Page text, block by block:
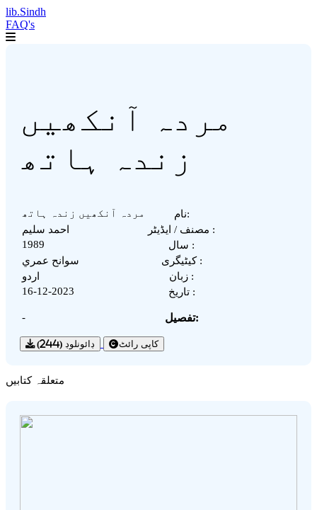
lib.Sindh
FAQ's
مردہ آنکھیں
زندہ ہاتھ
مردہ آنکھیں زندہ ہاتھ
نام:
احمد سلیم
مصنف / ایڈیٹر :
1989
سال :
سوانح عمري
کیٹیگری :
اردو
زبان :
16-12-2023
تاریخ :
- تفصیل:
(244) ڊائونلوڊ کاپی رائٹ
متعلقہ کتابیں